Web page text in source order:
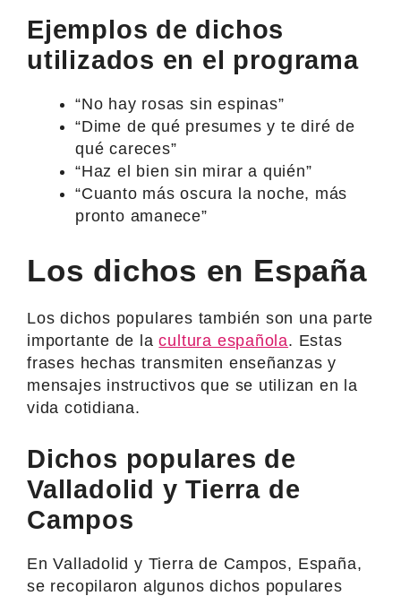
Ejemplos de dichos
utilizados en el programa
“No hay rosas sin espinas”
“Dime de qué presumes y te diré de
qué careces”
“Haz el bien sin mirar a quién”
“Cuanto más oscura la noche, más
pronto amanece”
Los dichos en España
Los dichos populares también son una parte
importante de lacultura española. Estas
frases hechas transmiten enseñanzas y
mensajes instructivos que se utilizan en la
vida cotidiana.
Dichos populares de
Valladolid y Tierra de
Campos
En Valladolid y Tierra de Campos, España,
se recopilaron algunos dichos populares